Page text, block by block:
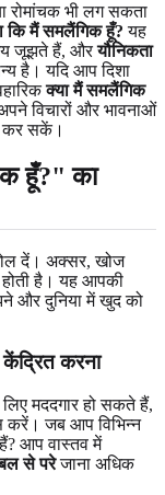
रोमांचक भी लग सकता
कि मैं समलैंगिक हूँ? यह
जूझते हैं, औरयौनिकता
है। यदि आप दिशा
क्या मैं समलैंगिक
विचारों और भावनाओं
कर सकें।
हूँ?" का
दें। अक्सर, खोज
है। यह आपकी
और दुनिया में खुद को
करना
मददगार हो सकते हैं,
करें। जब आप विभिन्न
आप वास्तव में
से परेजाना अधिक